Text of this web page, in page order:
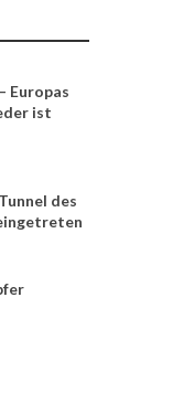
Europas
ist
des